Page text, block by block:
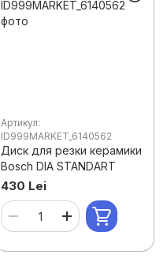
Артикул:
ID999MARKET_6140562
Диск для резки керамики
Bosch DIA STANDART
430 Lei